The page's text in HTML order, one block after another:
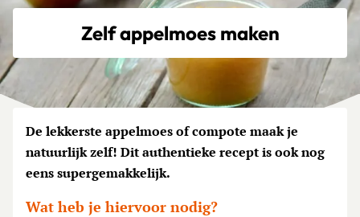
Zelf appelmoes maken
De lekkerste appelmoes of compote maak je
natuurlijk zelf! Dit authentieke recept is ook nog
eens supergemakkelijk.
Wat heb je hiervoor nodig?